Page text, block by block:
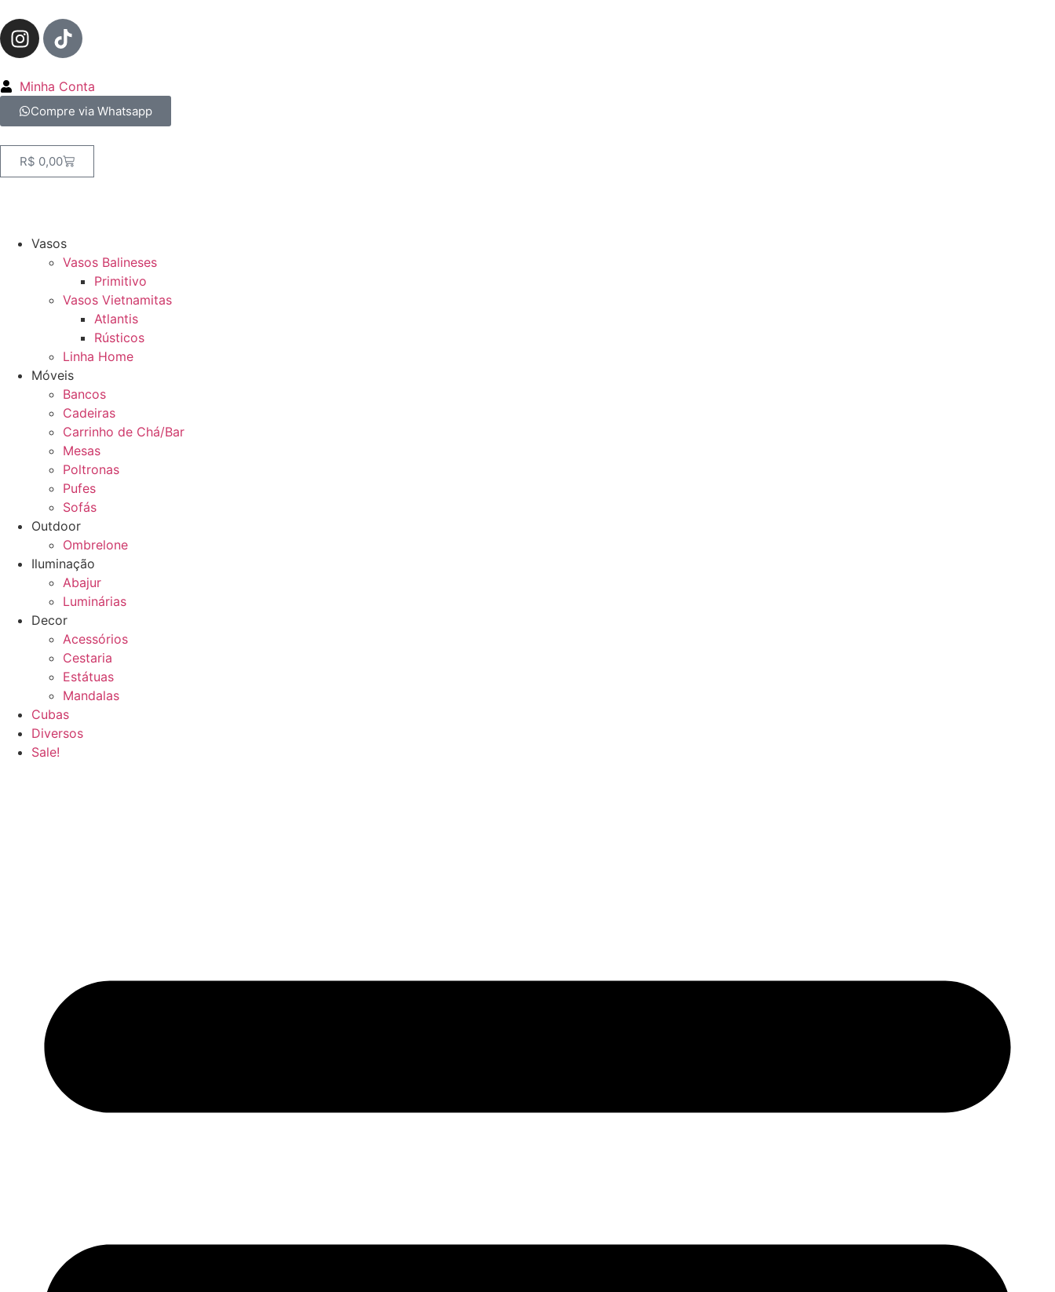
Minha Conta
Compre via Whatsapp
R$ 0,00
Vasos
Vasos Balineses
Primitivo
Vasos Vietnamitas
Atlantis
Rústicos
Linha Home
Móveis
Bancos
Cadeiras
Carrinho de Chá/Bar
Mesas
Poltronas
Pufes
Sofás
Outdoor
Ombrelone
Iluminação
Abajur
Luminárias
Decor
Acessórios
Cestaria
Estátuas
Mandalas
Cubas
Diversos
Sale!